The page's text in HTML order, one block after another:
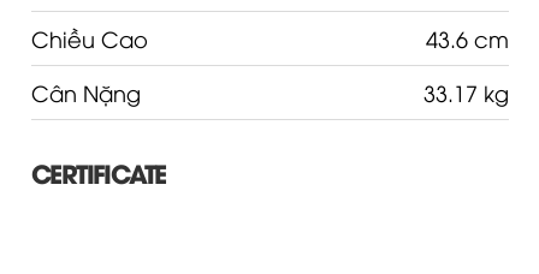
Chiều Cao
43.6 cm
Cân Nặng
33.17 kg
CERTIFICATE